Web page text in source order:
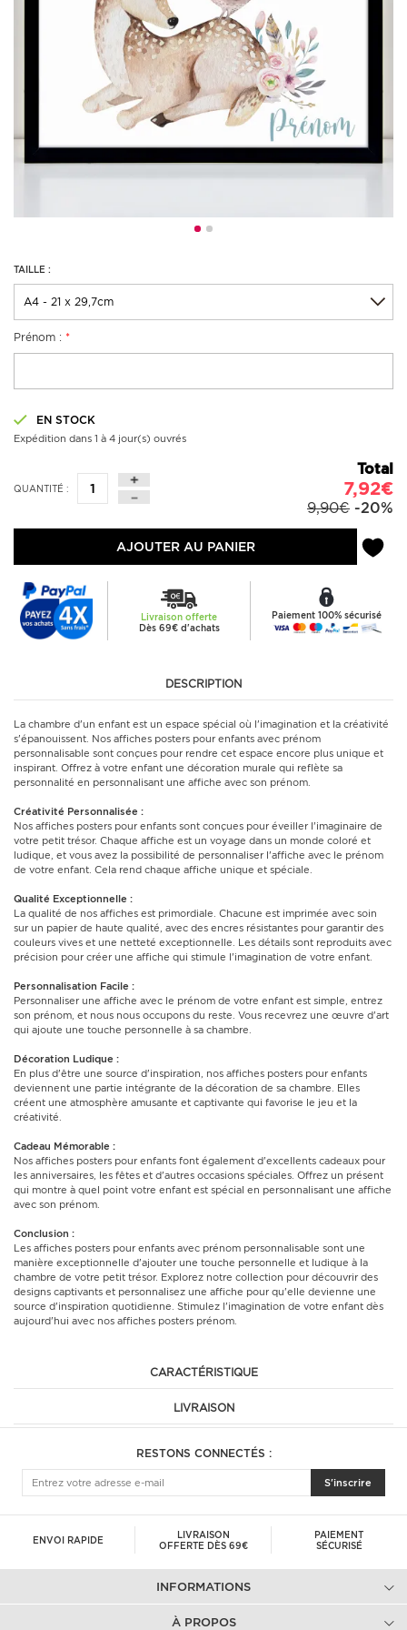
TAILLE :
Prénom : *
EN STOCK
Expédition dans 1 à 4 jour(s) ouvrés
QUANTITÉ :
Total
7,92€
9,90€ -20%
AJOUTER AU PANIER
Livraison offerte
Dès 69€ d'achats
Paiement 100% sécurisé
DESCRIPTION
La chambre d'un enfant est un espace spécial où l'imagination et la créativité
s'épanouissent. Nos affiches posters pour enfants avec prénom
personnalisable sont conçues pour rendre cet espace encore plus unique et
inspirant. Offrez à votre enfant une décoration murale qui reflète sa
personnalité en personnalisant une affiche avec son prénom.
Créativité Personnalisée :
Nos affiches posters pour enfants sont conçues pour éveiller l'imaginaire de
votre petit trésor. Chaque affiche est un voyage dans un monde coloré et
ludique, et vous avez la possibilité de personnaliser l'affiche avec le prénom
de votre enfant. Cela rend chaque affiche unique et spéciale.
Qualité Exceptionnelle :
La qualité de nos affiches est primordiale. Chacune est imprimée avec soin
sur un papier de haute qualité, avec des encres résistantes pour garantir des
couleurs vives et une netteté exceptionnelle. Les détails sont reproduits avec
précision pour créer une affiche qui stimule l'imagination de votre enfant.
Personnalisation Facile :
Personnaliser une affiche avec le prénom de votre enfant est simple, entrez
son prénom, et nous nous occupons du reste. Vous recevrez une œuvre d'art
qui ajoute une touche personnelle à sa chambre.
Décoration Ludique :
En plus d'être une source d'inspiration, nos affiches posters pour enfants
deviennent une partie intégrante de la décoration de sa chambre. Elles
créent une atmosphère amusante et captivante qui favorise le jeu et la
créativité.
Cadeau Mémorable :
Nos affiches posters pour enfants font également d'excellents cadeaux pour
les anniversaires, les fêtes et d'autres occasions spéciales. Offrez un présent
qui montre à quel point votre enfant est spécial en personnalisant une affiche
avec son prénom.
Conclusion :
Les affiches posters pour enfants avec prénom personnalisable sont une
manière exceptionnelle d'ajouter une touche personnelle et ludique à la
chambre de votre petit trésor. Explorez notre collection pour découvrir des
designs captivants et personnalisez une affiche pour qu'elle devienne une
source d'inspiration quotidienne. Stimulez l'imagination de votre enfant dès
aujourd'hui avec nos affiches posters prénom.
CARACTÉRISTIQUE
LIVRAISON
RESTONS CONNECTÉS :
S'inscrire
ENVOI RAPIDE
LIVRAISON
OFFERTE DÈS 69€
PAIEMENT
SÉCURISÉ
INFORMATIONS
À PROPOS